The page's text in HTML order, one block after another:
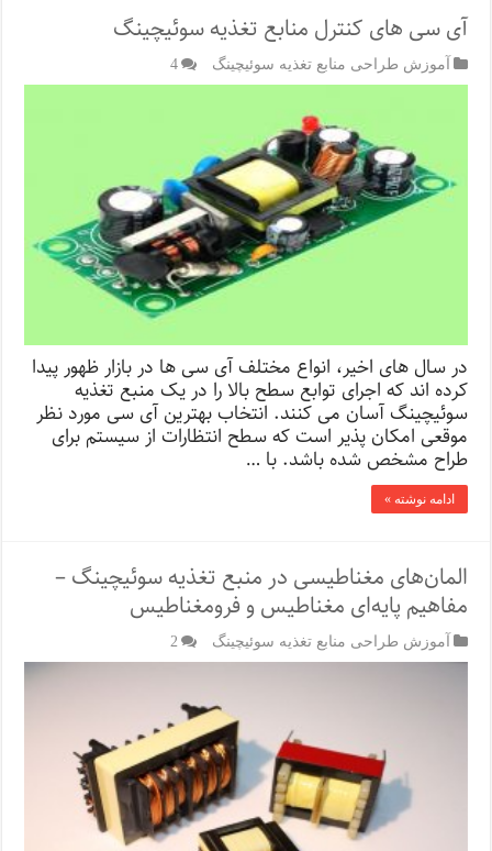
آی سی های کنترل منابع تغذیه سوئیچینگ
آموزش طراحی منابع تغذیه سوئیچینگ 4
در سال های اخیر، انواع مختلف آی سی ها در بازار ظهور پیدا
کرده اند که اجرای توابع سطح بالا را در یک منبع تغذیه
سوئیچینگ آسان می کنند. انتخاب بهترین آی سی مورد نظر
موقعی امکان پذیر است که سطح انتظارات از سیستم برای
طراح مشخص شده باشد. با …
ادامه نوشته »
المان‌های مغناطیسی در منبع تغذیه سوئیچینگ –
مفاهیم پایه‌ای مغناطیس و فرومغناطیس
آموزش طراحی منابع تغذیه سوئیچینگ 2